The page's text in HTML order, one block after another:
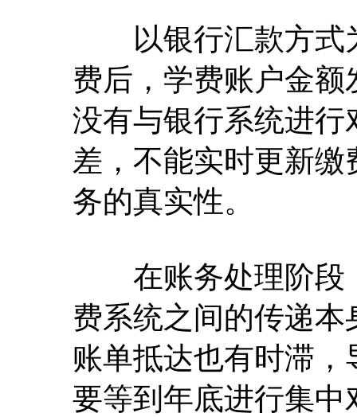
以银行汇款方式
费后，学费账户金
没有与银行系统进
差，不能实时更新
务的真实性。
在账务处理阶段
费系统之间的传递
账单抵达也有时滞
要等到年底进行集